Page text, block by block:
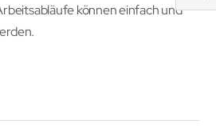
können einfach und